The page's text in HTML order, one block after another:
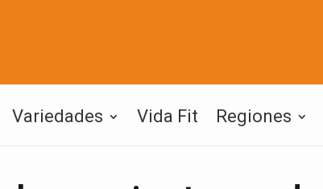
Variedades Vida Fit Regiones